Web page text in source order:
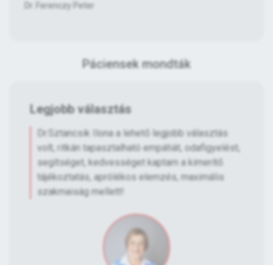
Dr. Ferenczy Peter
Páciensek mondták
Legjobb választás
Dr.Sztancsik Ilona a lehető legjobb választás
volt, ritkán tapasztalható empátiát, odafigyelést,
segítséget, kedvességet kaptam a kimerítő
tájékoztatás, aprólékos elemzés, maximális
szakmaiság mellett!